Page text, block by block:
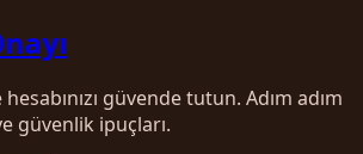
güvende tutun. Adım adım
güvenlik ipuçları.